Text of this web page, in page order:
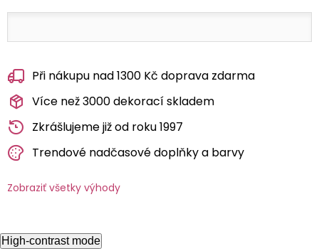
Při nákupu nad 1300 Kč doprava zdarma
Více než 3000 dekorací skladem
Zkrášlujeme již od roku 1997
Trendové nadčasové doplňky a barvy
Zobraziť všetky výhody
High-contrast mode